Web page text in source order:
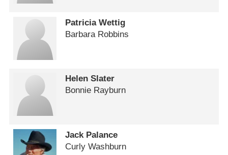
Patricia Wettig
Barbara Robbins
Helen Slater
Bonnie Rayburn
Jack Palance
Curly Washburn